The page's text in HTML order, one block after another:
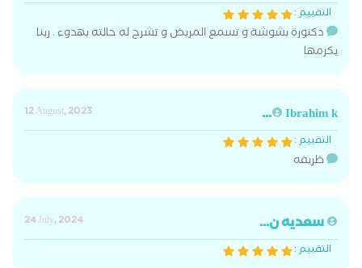
التقييم :
دكتورة بشوشة و تسمع المريض و تشرح له حالته بهدوء . ربنا
يكرمها
Ibrahim k...
12 August, 2023
التقييم :
ظريفه
سعديه ن...
24 July, 2024
التقييم :